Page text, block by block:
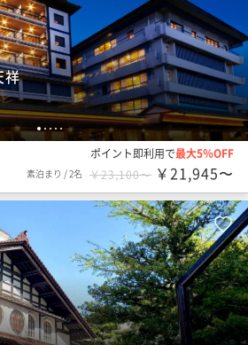
12345
祥
ポイント即利用で最大5％OFF
素泊まり /2名 ￥23,100〜 ￥21,945〜